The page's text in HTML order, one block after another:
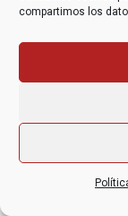
compartimos los
Magdalena»
Asociación